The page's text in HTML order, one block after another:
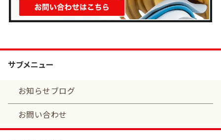
サブメニュー
お知らせブログ
お問い合わせ